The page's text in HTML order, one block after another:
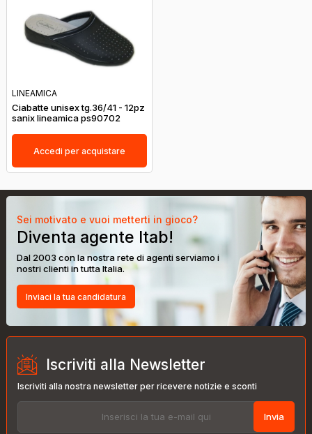
LINEAMICA
Ciabatte unisex tg.36/41 - 12pz
sanix lineamica ps90702
Accedi per acquistare
Sei motivato e vuoi metterti in gioco?
Diventa agente Itab!
Dal 2003 con la nostra rete di agenti serviamo i
nostri clienti in tutta Italia.
Inviaci la tua candidatura
Iscriviti alla Newsletter
Iscriviti alla nostra newsletter per ricevere notizie e sconti
Invia